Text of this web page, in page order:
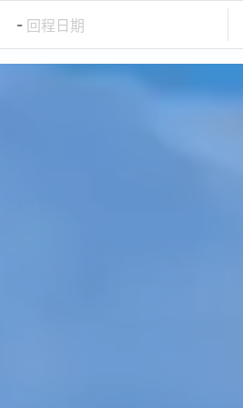
- 回程日期